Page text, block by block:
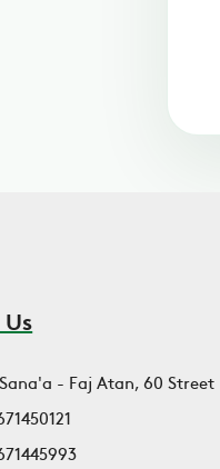
Sana'a - Faj Atan, 60 Street